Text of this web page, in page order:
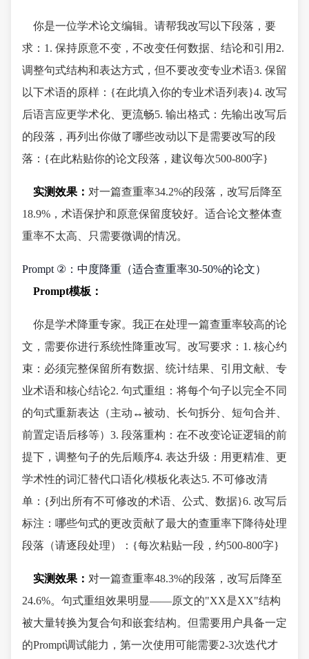
你是一位学术论文编辑。请帮我改写以下段落，要
求：1. 保持原意不变，不改变任何数据、结论和引用2.
调整句式结构和表达方式，但不要改变专业术语3. 保留
以下术语的原样：{在此填入你的专业术语列表}4. 改写
后语言应更学术化、更流畅5. 输出格式：先输出改写后
的段落，再列出你做了哪些改动以下是需要改写的段
落：{在此粘贴你的论文段落，建议每次500-800字}
实测效果： 对一篇查重率34.2%的段落，改写后降至
18.9%，术语保护和原意保留度较好。适合论文整体查
重率不太高、只需要微调的情况。
Prompt ②：中度降重（适合查重率30-50%的论文）
Prompt模板：
你是学术降重专家。我正在处理一篇查重率较高的论
文，需要你进行系统性降重改写。改写要求：1. 核心约
束：必须完整保留所有数据、统计结果、引用文献、专
业术语和核心结论2. 句式重组：将每个句子以完全不同
的句式重新表达（主动↔被动、长句拆分、短句合并、
前置定语后移等）3. 段落重构：在不改变论证逻辑的前
提下，调整句子的先后顺序4. 表达升级：用更精准、更
学术性的词汇替代口语化/模板化表达5. 不可修改清
单：{列出所有不可修改的术语、公式、数据}6. 改写后
标注：哪些句式的更改贡献了最大的查重率下降待处理
段落（请逐段处理）：{每次粘贴一段，约500-800字}
实测效果： 对一篇查重率48.3%的段落，改写后降至
24.6%。句式重组效果明显——原文的"XX是XX"结构
被大量转换为复合句和嵌套结构。但需要用户具备一定
的Prompt调试能力，第一次使用可能需要2-3次迭代才